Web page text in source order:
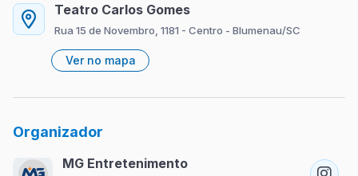
Teatro Carlos Gomes
Rua 15 de Novembro, 1181 - Centro - Blumenau/SC
Ver no mapa
Organizador
MG Entretenimento